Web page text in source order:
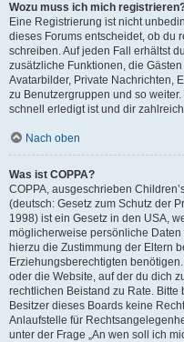
Wozu muss ich mich
Eine Registrierung ist nicht
dieses Forums entscheidet, ob du
schreiben. Auf jeden Fall erhältst
zusätzliche Funktionen, die
Avatarbilder, Private Nachrichten,
zu Benutzergruppen und so
schnell erledigt ist und dir
Nach oben
Was ist COPPA?
COPPA, ausgeschrieben
(deutsch: Gesetz zum Schutz der
1998) ist ein Gesetz in den USA,
möglicherweise persönliche
hierzu die Zustimmung der Eltern
Erziehungsberechtigten
oder die Website, auf der du dich
rechtlichen Beistand zu Rate.
Besitzer dieses Boards keine
Anlaufstelle für
unter der Frage „An wen soll ich